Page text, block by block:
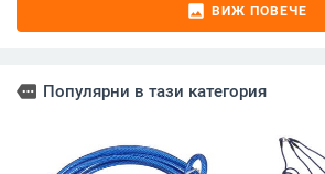
image ВИЖ ПОВЕЧЕ
more Популярни в тази категория